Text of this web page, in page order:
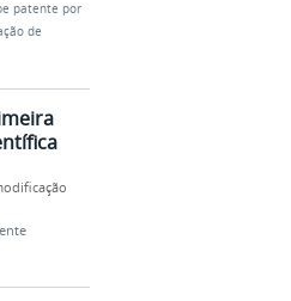
patente por
de